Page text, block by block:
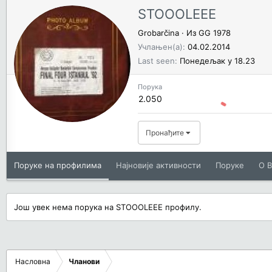
STOOOLEEE
Grobarčina · Из GG 1978
Учлањен(а) 04.02.2014
Last seen
Понедељак у 18.23
Порука
2.050
Пронађите
Поруке на профилима Најновије активности Поруке O
Још увек нема порука на STOOOLEEE профилу.
Насловна Чланови